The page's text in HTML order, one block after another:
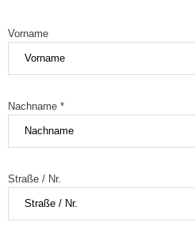
Vorname
Nachname *
Straße / Nr.